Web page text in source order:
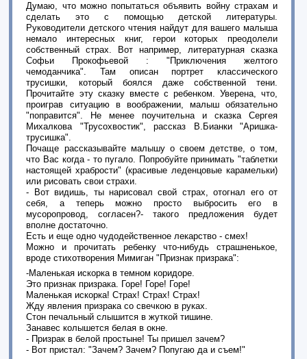
Думаю, что можно попытаться объявить войну страхам и
сделать это с помощью детской литературы.
Руководители детского чтения найдут для вашего малыша
немало интересных книг, герои которых преодолели
собственный страх. Вот например, литературная сказка
Софьи Прокофьевой : "Приключения желтого
чемоданчика". Там описан портрет классического
трусишки, который боялся даже собственной тени.
Прочитайте эту сказку вместе с ребенком. Уверена, что,
проиграв ситуацию в воображении, малыш обязательно
"поправится". Не менее поучительна и сказка Сергея
Михалкова "Трусохвостик", рассказ В.Бианки "Аришка-
трусишка".
Почаще рассказывайте малышу о своем детстве, о том,
что Вас когда - то пугало. Попробуйте принимать "таблетки
настоящей храбрости" (красивые леденцовые карамельки)
или рисовать свои страхи.
- Вот видишь, ты нарисовал свой страх, отогнал его от
себя, а теперь можно просто выбросить его в
мусоропровод, согласен?- такого предложения будет
вполне достаточно.
Есть и еще одно чудодейственное лекарство - смех!
Можно и прочитать ребенку что-нибудь страшненькое,
вроде стихотворения Мимиган "Признак призрака":
-Маленькая искорка в темном коридоре.
Это признак призрака. Горе! Горе! Горе!
Маленькая искорка! Страх! Страх! Страх!
Жду явления призрака со свечкою в руках.
Стон печальный слышится в жуткой тишине.
Занавес колышется белая в окне.
- Призрак в белой простыне! Ты пришел зачем?
- Вот пристал: "Зачем? Зачем? Попугаю да и съем!"